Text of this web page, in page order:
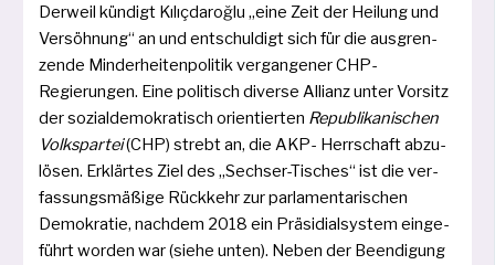
Derweil kün­digt Kılıçdaroğlu „eine Zeit der Heilung und
Versöhnung“ an und ent­schul­digt sich für die aus­gren­
zen­de Minderheitenpolitik ver­gan­ge­ner CHP-
Regierungen. Eine poli­tisch diver­se Allianz unter Vorsitz
der sozi­al­de­mo­kra­tisch ori­en­tier­ten Republikanischen
Volkspartei(CHP) strebt an, die AKP- Herrschaft abzu­
lö­sen. Erklärtes Ziel des „Sechser-Tisches“ ist die ver­
fas­sungs­mä­ßi­ge Rückkehr zur par­la­men­ta­ri­schen
Demokratie, nach­dem 2018 ein Präsidialsystem ein­ge­
führt wor­den war (sie­he unten). Neben der Beendigung